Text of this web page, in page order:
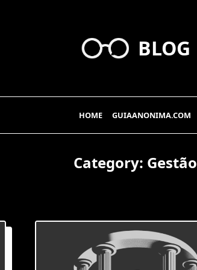
BLOG
HOME GUIAANONIMA.COM
Category: Gestão